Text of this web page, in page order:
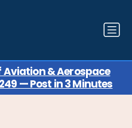
Aviation & Aerospace
— Post in 3 Minutes